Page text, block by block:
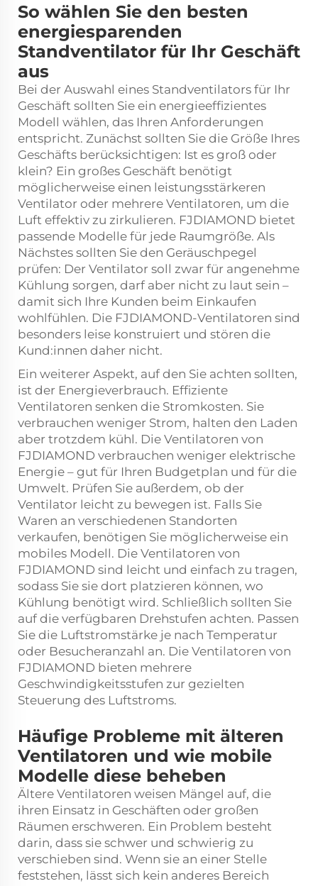
So wählen Sie den besten
energiesparenden
Standventilator für Ihr Geschäft
aus
Bei der Auswahl eines Standventilators für Ihr
Geschäft sollten Sie ein energieeffizientes
Modell wählen, das Ihren Anforderungen
entspricht. Zunächst sollten Sie die Größe Ihres
Geschäfts berücksichtigen: Ist es groß oder
klein? Ein großes Geschäft benötigt
möglicherweise einen leistungsstärkeren
Ventilator oder mehrere Ventilatoren, um die
Luft effektiv zu zirkulieren. FJDIAMOND bietet
passende Modelle für jede Raumgröße. Als
Nächstes sollten Sie den Geräuschpegel
prüfen: Der Ventilator soll zwar für angenehme
Kühlung sorgen, darf aber nicht zu laut sein –
damit sich Ihre Kunden beim Einkaufen
wohlfühlen. Die FJDIAMOND-Ventilatoren sind
besonders leise konstruiert und stören die
Kund:innen daher nicht.
Ein weiterer Aspekt, auf den Sie achten sollten,
ist der Energieverbrauch. Effiziente
Ventilatoren senken die Stromkosten. Sie
verbrauchen weniger Strom, halten den Laden
aber trotzdem kühl. Die Ventilatoren von
FJDIAMOND verbrauchen weniger elektrische
Energie – gut für Ihren Budgetplan und für die
Umwelt. Prüfen Sie außerdem, ob der
Ventilator leicht zu bewegen ist. Falls Sie
Waren an verschiedenen Standorten
verkaufen, benötigen Sie möglicherweise ein
mobiles Modell. Die Ventilatoren von
FJDIAMOND sind leicht und einfach zu tragen,
sodass Sie sie dort platzieren können, wo
Kühlung benötigt wird. Schließlich sollten Sie
auf die verfügbaren Drehstufen achten. Passen
Sie die Luftstromstärke je nach Temperatur
oder Besucheranzahl an. Die Ventilatoren von
FJDIAMOND bieten mehrere
Geschwindigkeitsstufen zur gezielten
Steuerung des Luftstroms.
Häufige Probleme mit älteren
Ventilatoren und wie mobile
Modelle diese beheben
Ältere Ventilatoren weisen Mängel auf, die
ihren Einsatz in Geschäften oder großen
Räumen erschweren. Ein Problem besteht
darin, dass sie schwer und schwierig zu
verschieben sind. Wenn sie an einer Stelle
feststehen, lässt sich kein anderes Bereich